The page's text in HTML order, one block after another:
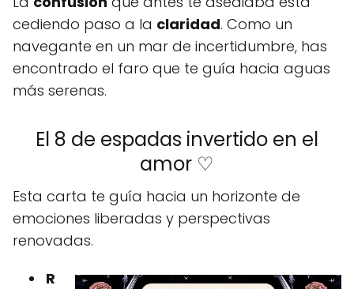
cediendo paso a la claridad. Como un
navegante en un mar de incertidumbre, has
encontrado el faro que te guía hacia aguas
más serenas.
El 8 de espadas invertido en el
amor ♡
Esta carta te guía hacia un horizonte de
emociones liberadas y perspectivas
renovadas.
R